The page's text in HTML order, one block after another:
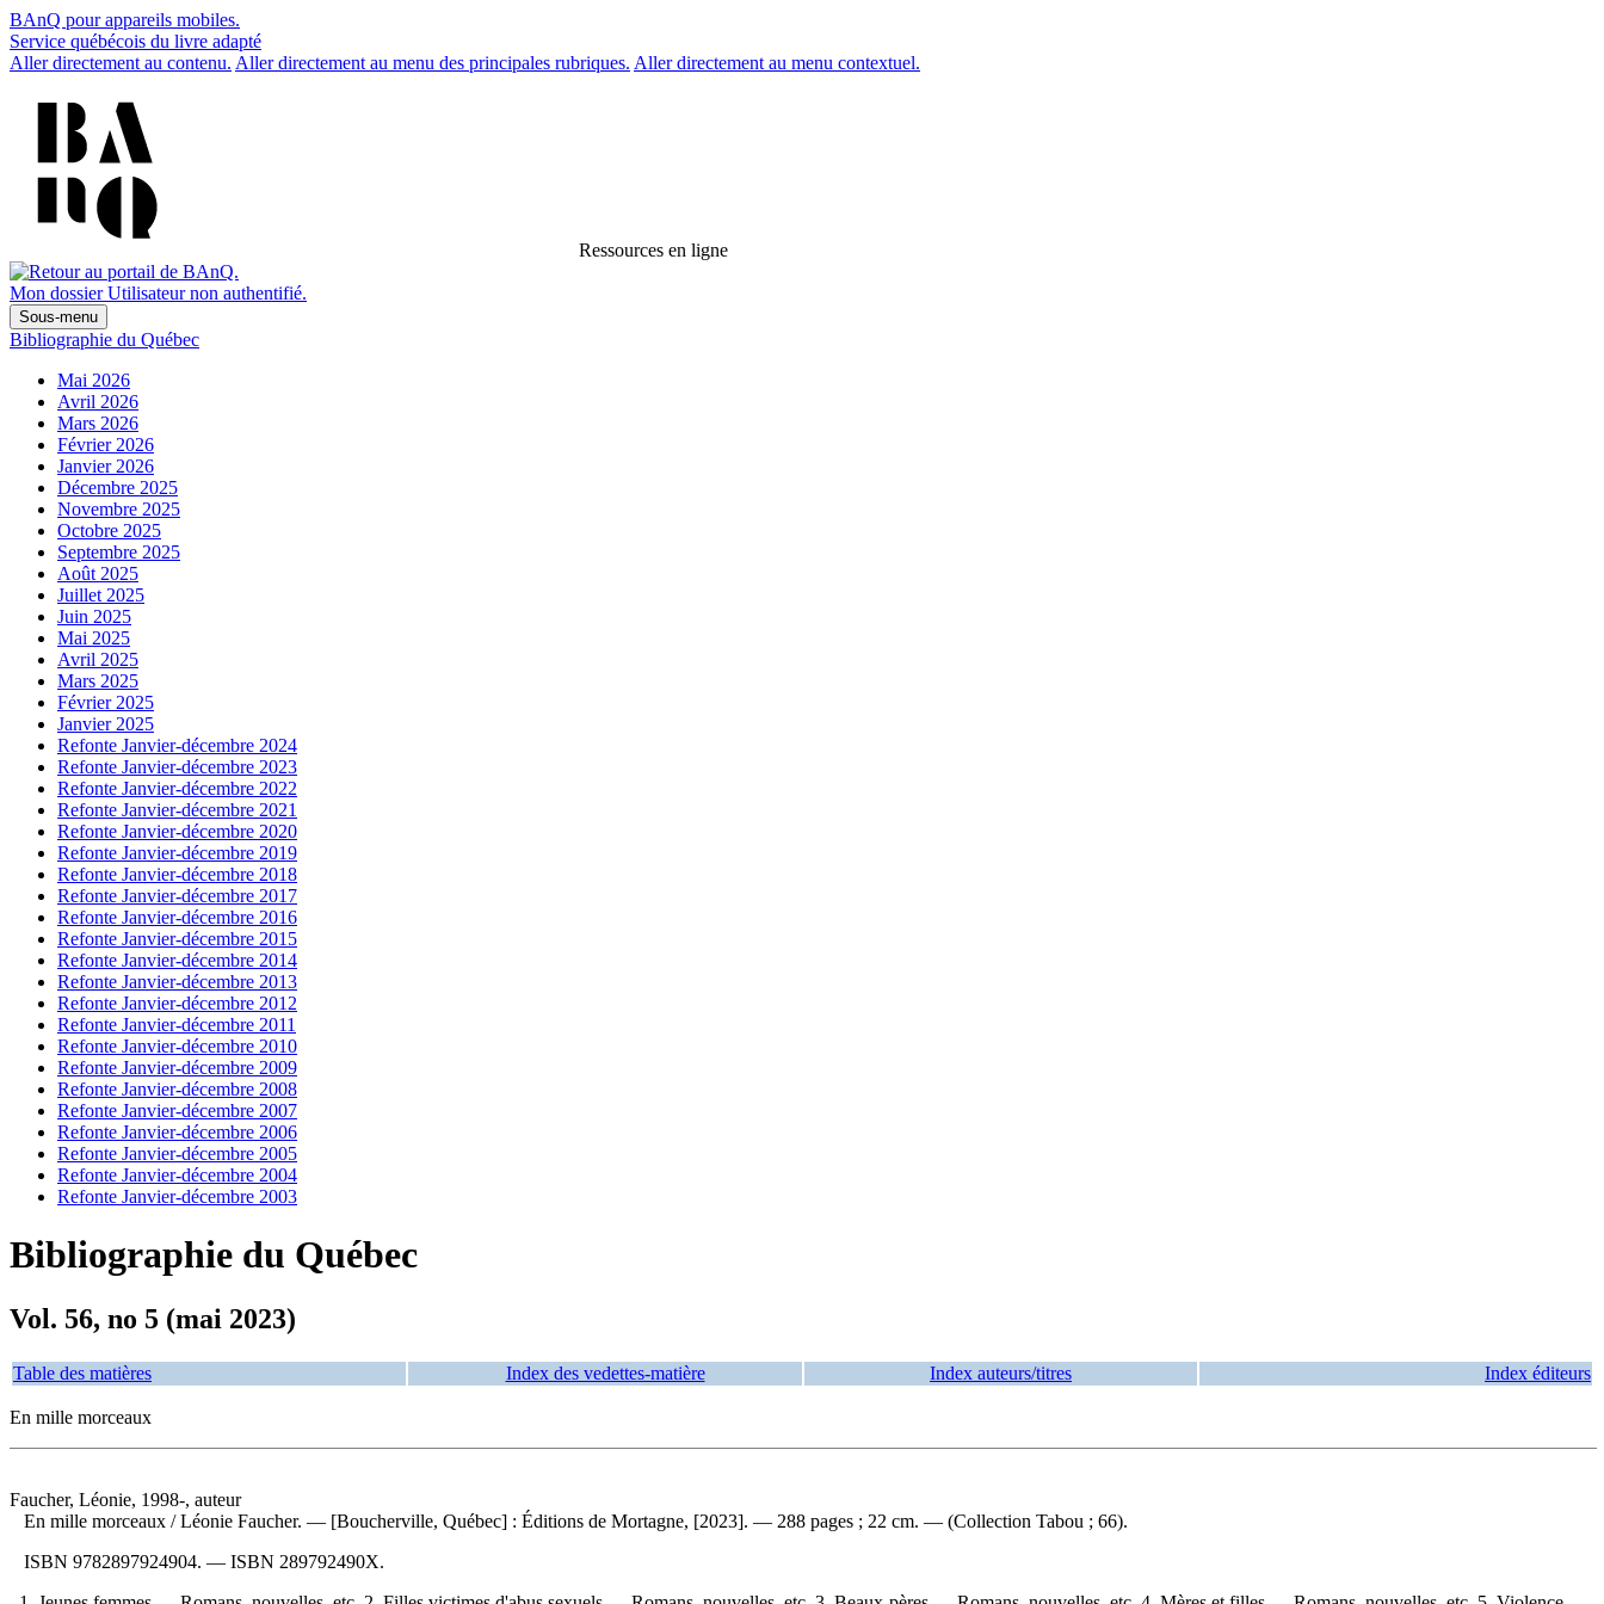
BAnQ pour appareils mobiles.
Service québécois du livre adapté
Aller directement au contenu. Aller directement au menu des principales rubriques. Aller directement au menu contextuel.
Ressources en ligne
Mon dossier Utilisateur non authentifié.
Sous-menu
Bibliographie du Québec
Mai 2026
Avril 2026
Mars 2026
Février 2026
Janvier 2026
Décembre 2025
Novembre 2025
Octobre 2025
Septembre 2025
Août 2025
Juillet 2025
Juin 2025
Mai 2025
Avril 2025
Mars 2025
Février 2025
Janvier 2025
Refonte Janvier-décembre 2024
Refonte Janvier-décembre 2023
Refonte Janvier-décembre 2022
Refonte Janvier-décembre 2021
Refonte Janvier-décembre 2020
Refonte Janvier-décembre 2019
Refonte Janvier-décembre 2018
Refonte Janvier-décembre 2017
Refonte Janvier-décembre 2016
Refonte Janvier-décembre 2015
Refonte Janvier-décembre 2014
Refonte Janvier-décembre 2013
Refonte Janvier-décembre 2012
Refonte Janvier-décembre 2011
Refonte Janvier-décembre 2010
Refonte Janvier-décembre 2009
Refonte Janvier-décembre 2008
Refonte Janvier-décembre 2007
Refonte Janvier-décembre 2006
Refonte Janvier-décembre 2005
Refonte Janvier-décembre 2004
Refonte Janvier-décembre 2003
Bibliographie du Québec
Vol. 56, no 5 (mai 2023)
Table des matières Index des vedettes-matière Index auteurs/titres Index éditeurs
En mille morceaux
Faucher, Léonie, 1998-, auteur
En mille morceaux / Léonie Faucher. — [Boucherville, Québec] : Éditions de Mortagne, [2023]. — 288 pages ; 22 cm. — (Collection Tabou ; 66).
ISBN 9782897924904. — ISBN 289792490X.